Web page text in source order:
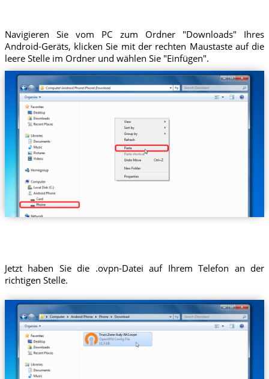
Navigieren Sie vom PC zum Ordner "Downloads" Ihres
Android-Geräts, klicken Sie mit der rechten Maustaste auf die
leere Stelle im Ordner und wählen Sie "Einfügen".
Jetzt haben Sie die .ovpn-Datei auf Ihrem Telefon an der
richtigen Stelle.
Trust.Zone-Italy-RAI.ovpn